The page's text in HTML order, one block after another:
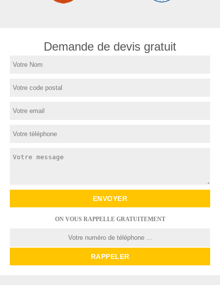
Demande de devis gratuit
ON VOUS RAPPELLE GRATUITEMENT